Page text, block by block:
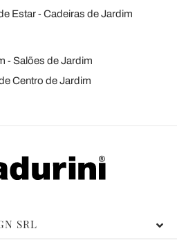
Estar
Cadeiras de Jardim
Salões de Jardim
Centro de Jardim
SRL